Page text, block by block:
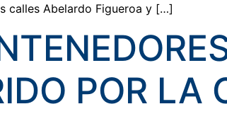
calles Abelardo Figueroa y […]
POR LA